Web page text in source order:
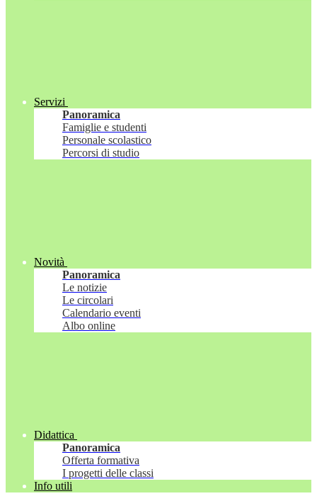
Servizi
Panoramica
Famiglie e studenti
Personale scolastico
Percorsi di studio
Novità
Panoramica
Le notizie
Le circolari
Calendario eventi
Albo online
Didattica
Panoramica
Offerta formativa
I progetti delle classi
Info utili